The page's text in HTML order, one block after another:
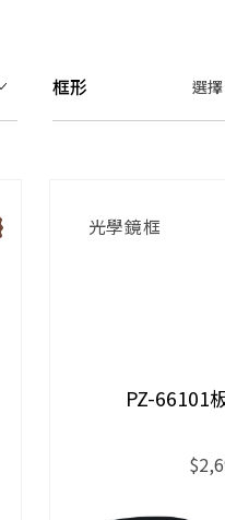
框形 選擇
光學鏡框
PZ-66101